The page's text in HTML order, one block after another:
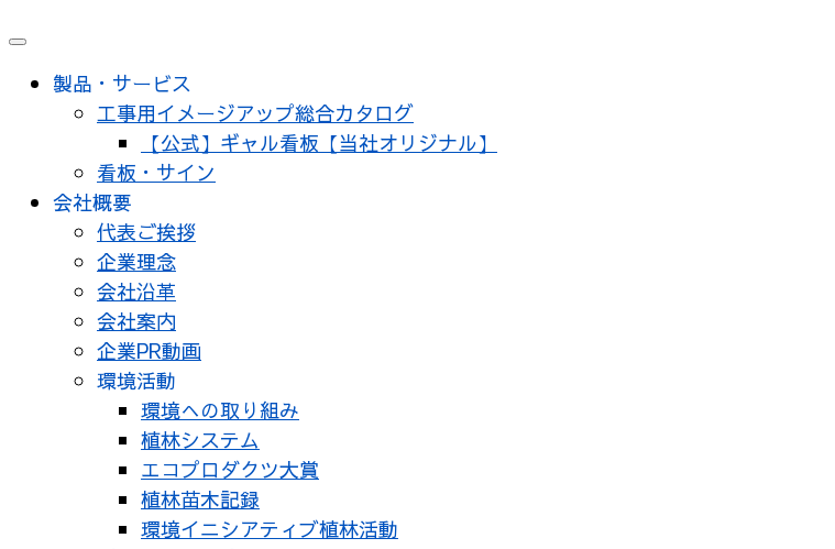
メ
製品・サービス
工事用イメージアップ総合カタログ
【公式】ギャル看板【当社オリジナル】
看板・サイン
会社概要
代表ご挨拶
企業理念
会社沿革
会社案内
企業PR動画
環境活動
環境への取り組み
植林システム
エコプロダクツ大賞
植林苗木記録
環境イニシアティブ植林活動